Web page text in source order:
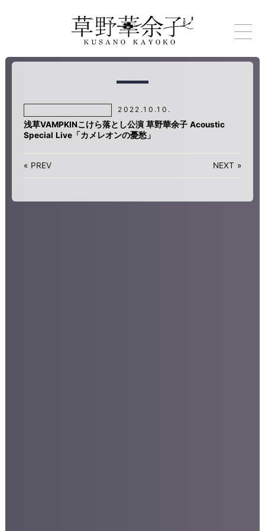
2022.10.10.
浅草VAMPKINこけら落とし公演 草野華余子 Acoustic
Special Live「カメレオンの憂愁」
« PREV NEXT »